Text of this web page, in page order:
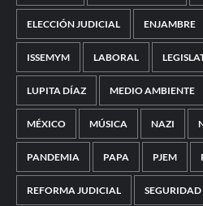
ELECCIÓN JUDICIAL ENJAMBRE
ISSEMYM LABORAL
LUPITA DÍAZ MEDIO AMBIENTE
MÉXICO MÚSICA NAZI
PANDEMIA PAPA PJEM
REFORMA JUDICIAL SEGURIDAD